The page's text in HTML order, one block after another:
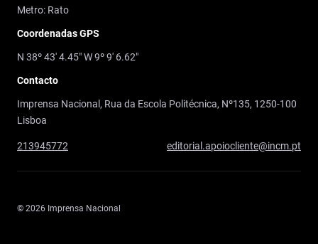
Metro: Rato
Coordenadas GPS
N 38º 43' 4.45" W 9º 9' 6.62"
Contacto
Imprensa Nacional, Rua da Escola Politécnica, Nº135, 1250-100
Lisboa
213945772 editorial.apoiocliente@incm.pt
© 2026 Imprensa Nacional